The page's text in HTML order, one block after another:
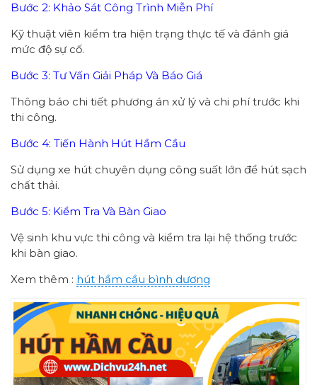
Bước 2: Khảo Sát Công Trình Miễn Phí
Kỹ thuật viên kiểm tra hiện trạng thực tế và đánh giá
mức độ sự cố.
Bước 3: Tư Vấn Giải Pháp Và Báo Giá
Thông báo chi tiết phương án xử lý và chi phí trước khi
thi công.
Bước 4: Tiến Hành Hút Hầm Cầu
Sử dụng xe hút chuyên dụng công suất lớn để hút sạch
chất thải.
Bước 5: Kiểm Tra Và Bàn Giao
Vệ sinh khu vực thi công và kiểm tra lại hệ thống trước
khi bàn giao.
Xem thêm : hút hầm cầu bình dương